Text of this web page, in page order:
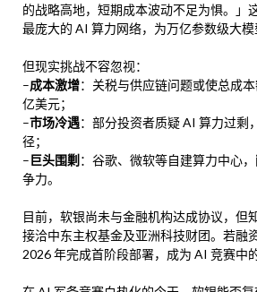
的战略高地，短期成本波动不足为惧。」
最庞大的 AI 算力网络，为万亿参数级大模
但现实挑战不容忽视：
–成本激增：关税与供应链问题或使总成
亿美元；
–市场冷遇：部分投资者质疑 AI 算力过剩
径；
–巨头围剿 ：谷歌、微软等自建算力中心
争力。
目前，软银尚未与金融机构达成协议，但
接洽中东主权基金及亚洲科技财团。若融
2026 年完成首阶段部署，成为 AI 竞赛中